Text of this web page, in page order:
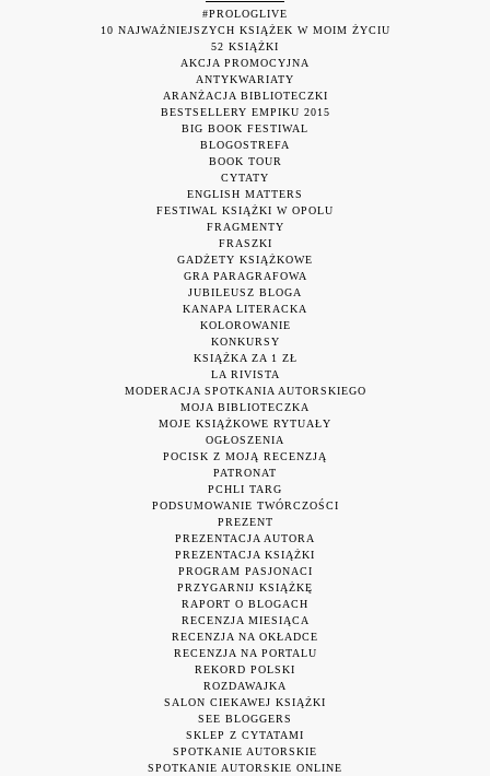
#PROLOGLIVE
10 NAJWAŻNIEJSZYCH KSIĄŻEK W MOIM ŻYCIU
52 KSIĄŻKI
AKCJA PROMOCYJNA
ANTYKWARIATY
ARANŻACJA BIBLIOTECZKI
BESTSELLERY EMPIKU 2015
BIG BOOK FESTIWAL
BLOGOSTREFA
BOOK TOUR
CYTATY
ENGLISH MATTERS
FESTIWAL KSIĄŻKI W OPOLU
FRAGMENTY
FRASZKI
GADŻETY KSIĄŻKOWE
GRA PARAGRAFOWA
JUBILEUSZ BLOGA
KANAPA LITERACKA
KOLOROWANIE
KONKURSY
KSIĄŻKA ZA 1 ZŁ
LA RIVISTA
MODERACJA SPOTKANIA AUTORSKIEGO
MOJA BIBLIOTECZKA
MOJE KSIĄŻKOWE RYTUAŁY
OGŁOSZENIA
POCISK Z MOJĄ RECENZJĄ
PATRONAT
PCHLI TARG
PODSUMOWANIE TWÓRCZOŚCI
PREZENT
PREZENTACJA AUTORA
PREZENTACJA KSIĄŻKI
PROGRAM PASJONACI
PRZYGARNIJ KSIĄŻKĘ
RAPORT O BLOGACH
RECENZJA MIESIĄCA
RECENZJA NA OKŁADCE
RECENZJA NA PORTALU
REKORD POLSKI
ROZDAWAJKA
SALON CIEKAWEJ KSIĄŻKI
SEE BLOGGERS
SKLEP Z CYTATAMI
SPOTKANIE AUTORSKIE
SPOTKANIE AUTORSKIE ONLINE